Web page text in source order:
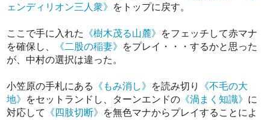
ェンディリオン三人衆》 をトップに戻す。
ここで手に入れた 《樹木茂る山麓》 をフェッチして赤マナ
を確保し、
《二股の稲妻》 をプレイ・・・するかと思った
が、中村の選択は違った。
小笠原の手札にある 《もみ消し》 を読み切り
《不毛の大
地》 をセットランドし、ターンエンドの 《渦まく知識》 に
対応して 《四肢切断》 を無色マナからプレイすることによ